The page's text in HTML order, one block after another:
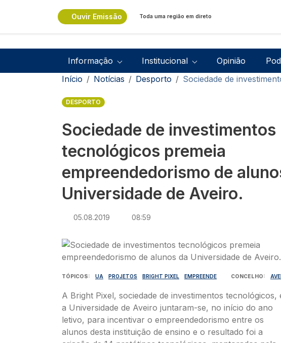
Ouvir Emissão Toda uma região em direto
Navegação principal
Informação Institucional Opinião
Navegação estrutural
Início Notícias Desporto Sociedade de
DESPORTO
Sociedade de investimentos
tecnológicos premeia
empreendedorismo de
Universidade de Aveiro.
05.08.2019 08:59
Imagem
TÓPICOS UA PROJETOS BRIGHT PIXEL EMPREENDE CONCELHO
A Bright Pixel, sociedade de investimentos tecnológicos,
a Universidade de Aveiro juntaram-se, no início do ano
letivo, para incentivar o empreendedorismo entre os
alunos desta instituição de ensino e o resultado foi a